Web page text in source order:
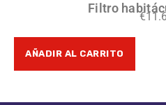
Filtro
€
AÑADIR AL CARRITO